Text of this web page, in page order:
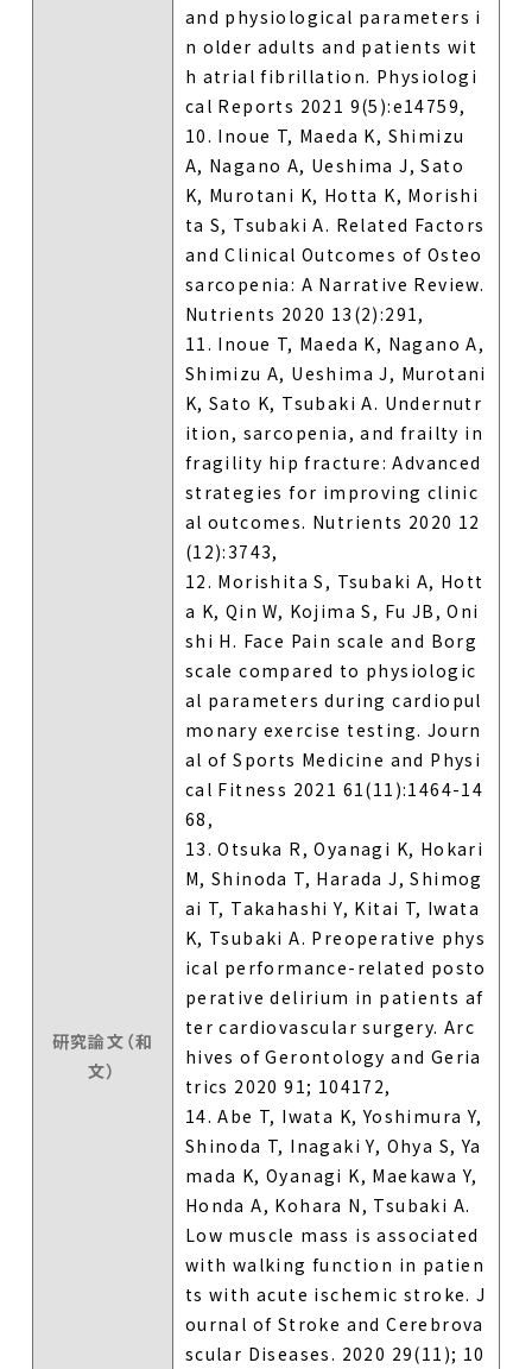
研究論文（和
文）
and physiological parameters i
n older adults and patients wit
h atrial fibrillation. Physiologi
cal Reports 2021 9(5):e14759,
10. Inoue T, Maeda K, Shimizu
A, Nagano A, Ueshima J, Sato
K, Murotani K, Hotta K, Morishi
ta S, Tsubaki A. Related Factors
and Clinical Outcomes of Osteo
sarcopenia: A Narrative Review.
Nutrients 2020 13(2):291,
11. Inoue T, Maeda K, Nagano A,
Shimizu A, Ueshima J, Murotani
K, Sato K, Tsubaki A. Undernutr
ition, sarcopenia, and frailty in
fragility hip fracture: Advanced
strategies for improving clinic
al outcomes. Nutrients 2020 12
(12):3743,
12. Morishita S, Tsubaki A, Hott
a K, Qin W, Kojima S, Fu JB, Oni
shi H. Face Pain scale and Borg
scale compared to physiologic
al parameters during cardiopul
monary exercise testing. Journ
al of Sports Medicine and Physi
cal Fitness 2021 61(11):1464-14
68,
13. Otsuka R, Oyanagi K, Hokari
M, Shinoda T, Harada J, Shimog
ai T, Takahashi Y, Kitai T, Iwata
K, Tsubaki A. Preoperative phys
ical performance-related posto
perative delirium in patients af
ter cardiovascular surgery. Arc
hives of Gerontology and Geria
trics 2020 91; 104172,
14. Abe T, Iwata K, Yoshimura Y,
Shinoda T, Inagaki Y, Ohya S, Ya
mada K, Oyanagi K, Maekawa Y,
Honda A, Kohara N, Tsubaki A.
Low muscle mass is associated
with walking function in patien
ts with acute ischemic stroke. J
ournal of Stroke and Cerebrova
scular Diseases. 2020 29(11); 10